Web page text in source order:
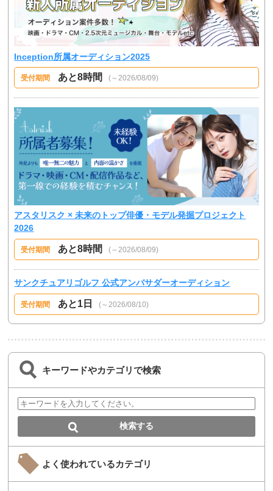
Inception所属オーディション2025
受付期間 あと8時間 (～2026/08/09)
アスタリスク × 未来のトップ俳優・モデル発掘プロジェクト
2026
受付期間 あと8時間 (～2026/08/09)
サンクチュアリゴルフ 公式アンバサダーオーディション
受付期間 あと1日 (～2026/08/10)
キーワードやカテゴリで検索
よく使われているカテゴリ